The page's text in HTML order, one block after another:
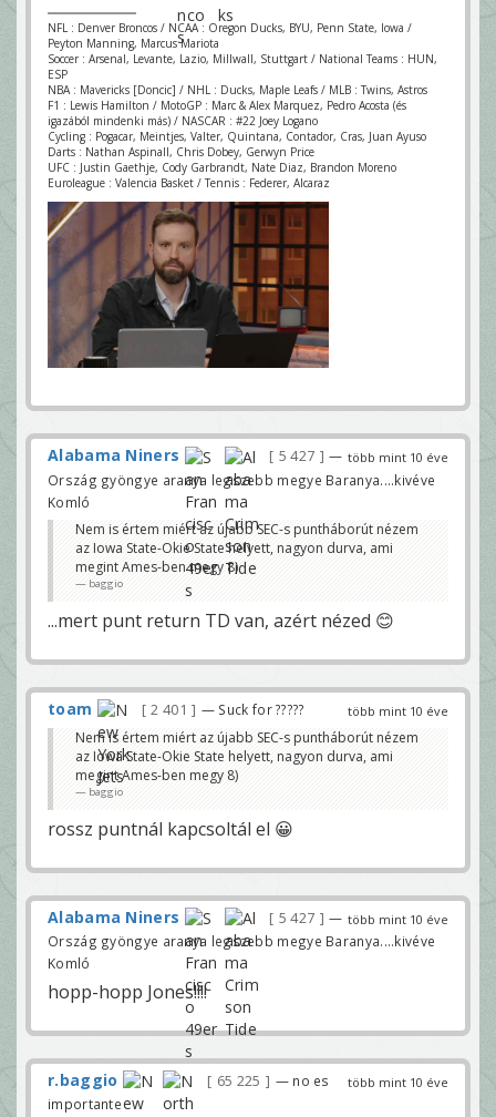
NFL : Denver Broncos / NCAA : Oregon Ducks, BYU, Penn State, Iowa /
Peyton Manning, Marcus Mariota
Soccer : Arsenal, Levante, Lazio, Millwall, Stuttgart / National Teams : HUN,
ESP
NBA : Mavericks [Doncic] / NHL : Ducks, Maple Leafs / MLB : Twins, Astros
F1 : Lewis Hamilton / MotoGP : Marc & Alex Marquez, Pedro Acosta (és
igazából mindenki más) / NASCAR : #22 Joey Logano
Cycling : Pogacar, Meintjes, Valter, Quintana, Contador, Cras, Juan Ayuso
Darts : Nathan Aspinall, Chris Dobey, Gerwyn Price
UFC : Justin Gaethje, Cody Garbrandt, Nate Diaz, Brandon Moreno
Euroleague : Valencia Basket / Tennis : Federer, Alcaraz
több mint 10 éve
Alabama Niners 5 427
—
Ország gyöngye aranya legszebb megye Baranya....kivéve
Komló
Nem is értem miért az újabb SEC-s puntháborút nézem
az Iowa State-Okie State helyett, nagyon durva, ami
megint Ames-ben megy 8)
baggio
...mert punt return TD van, azért nézed 😊
több mint 10 éve
toam 2 401 — Suck for ?????
Nem is értem miért az újabb SEC-s puntháborút nézem
az Iowa State-Okie State helyett, nagyon durva, ami
megint Ames-ben megy 8)
baggio
rossz puntnál kapcsoltál el 😀
több mint 10 éve
Alabama Niners 5 427
—
Ország gyöngye aranya legszebb megye Baranya....kivéve
Komló
hopp-hopp Jones!!!!
több mint 10 éve
r.baggio 65 225
— no es
importante